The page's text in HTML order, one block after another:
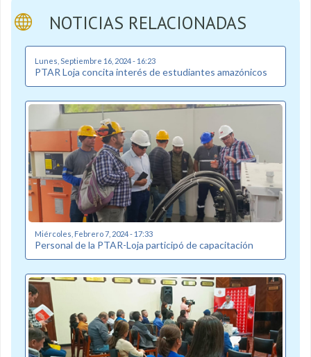
NOTICIAS RELACIONADAS
Lunes, Septiembre 16, 2024 - 16:23
PTAR Loja concita interés de estudiantes amazónicos
Miércoles, Febrero 7, 2024 - 17:33
Personal de la PTAR-Loja participó de capacitación